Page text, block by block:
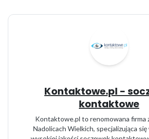
Kontaktowe.pl -
kontaktowe
Kontaktowe.pl to renomowana firma
Nadolicach Wielkich, specjalizująca się